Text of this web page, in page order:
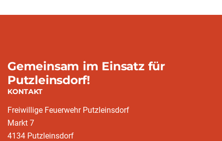
Gemeinsam im Einsatz für
Putzleinsdorf!
KONTAKT
Freiwillige Feuerwehr Putzleinsdorf
Markt 7
4134 Putzleinsdorf